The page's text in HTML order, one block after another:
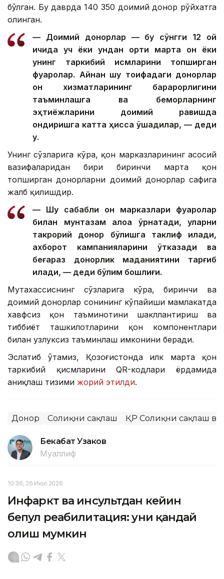
бўлган. Бу даврда 140 350 доимий донор рўйхатга
олинган.
— Доимий донорлар — бу сўнгги 12 ой
ичида уч ёки ундан ортиқ марта қон ёки
унинг таркибий қисмларини топширган
фуқаролар. Айнан шу тоифадаги донорлар
қон хизматларининг барқарорлигини
таъминлашга ва беморларнинг
эҳтиёжларини доимий равишда
қондиришга катта ҳисса қўшадилар, — деди
у.
Унинг сўзларига кўра, қон марказларининг асосий
вазифаларидан бири биринчи марта қон
топширган донорларни доимий донорлар сафига
жалб қилишдир.
— Шу сабабли қон марказлари фуқаролар
билан мунтазам алоқа ўрнатади, уларни
такрорий донор бўлишга таклиф қилади,
ахборот кампанияларини ўтказади ва
беғараз донорлик маданиятини тарғиб
қилади, — деди бўлим бошлиғи.
Мутахассиснинг сўзларига кўра, биринчи ва
доимий донорлар сонининг кўпайиши мамлакатда
хавфсиз қон таъминотини шакллантириш ва
тиббиёт ташкилотларини қон компонентлари
билан узлуксиз таъминлаш имконини беради.
Эслатиб ўтамиз, Қозоғистонда илк марта қон
таркибий қисмларини QR-кодлари ёрдамида
аниқлаш тизими жорий этилди.
Донор Соғлиқни сақлаш ҚР Соғлиқни сақлаш
Бекабат Узаков
Муаллиф
10:36, 26 Июл 2026
Инфаркт ва инсультдан кейин
бепул реабилитация: уни қандай
олиш мумкин